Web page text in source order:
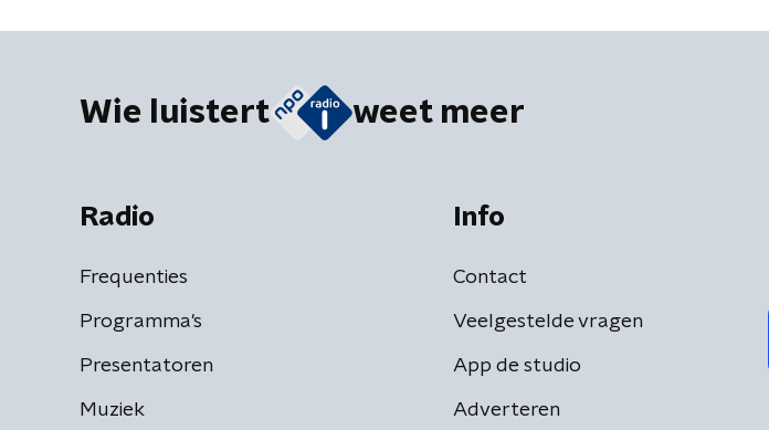
Wie luistert weet meer
Radio
Frequenties
Programma's
Presentatoren
Muziek
Info
Contact
Veelgestelde vragen
App de studio
Adverteren